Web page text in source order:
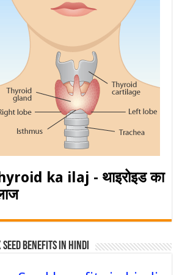
ka ilaj - थाइरोइड का
Seed Benefits in hindi